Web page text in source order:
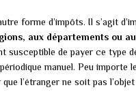
forme d’impôts. Il s’agit
aux départements ou
susceptible de payer ce type
manuel. Peu importe
l’étranger ne soit pas